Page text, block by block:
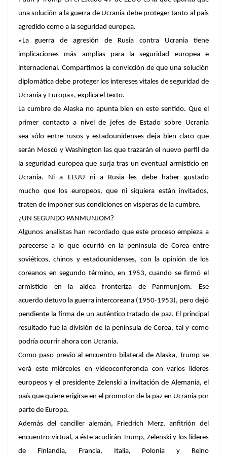
una solución a la guerra de Ucrania debe proteger tanto al país
agredido como a la seguridad europea.
«La guerra de agresión de Rusia contra Ucrania tiene
implicaciones más amplias para la seguridad europea e
internacional. Compartimos la convicción de que una solución
diplomática debe proteger los intereses vitales de seguridad de
Ucrania y Europa», explica el texto.
La cumbre de Alaska no apunta bien en este sentido. Que el
primer contacto a nivel de jefes de Estado sobre Ucrania
sea sólo entre rusos y estadounidenses deja bien claro que
serán Moscú y Washington las que trazarán el nuevo perfil de
la seguridad europea que surja tras un eventual armisticio en
Ucrania. Ni a EEUU ni a Rusia les debe haber gustado
mucho que los europeos, que ni siquiera están invitados,
traten de imponer sus condiciones en vísperas de la cumbre.
¿UN SEGUNDO PANMUNJOM?
Algunos analistas han recordado que este proceso empieza a
parecerse a lo que ocurrió en la península de Corea entre
soviéticos, chinos y estadounidenses, con la opinión de los
coreanos en segundo término, en 1953, cuando se firmó el
armisticio en la aldea fronteriza de Panmunjom. Ese
acuerdo detuvo la guerra intercoreana (1950-1953), pero dejó
pendiente la firma de un auténtico tratado de paz. El principal
resultado fue la división de la península de Corea, tal y como
podría ocurrir ahora con Ucrania.
Como paso previo al encuentro bilateral de Alaska, Trump se
verá este miércoles en videoconferencia con varios líderes
europeos y el presidente Zelenski a invitación de Alemania, el
país que quiere erigirse en el promotor de la paz en Ucrania por
parte de Europa.
Además del canciller alemán, Friedrich Merz, anfitrión del
encuentro virtual, a éste acudirán Trump, Zelenski y los líderes
de Finlandia, Francia, Italia, Polonia y Reino